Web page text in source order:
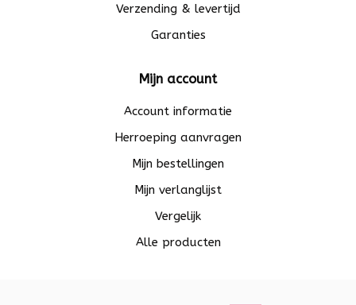
Verzending & levertijd
Garanties
Mijn account
Account informatie
Herroeping aanvragen
Mijn bestellingen
Mijn verlanglijst
Vergelijk
Alle producten